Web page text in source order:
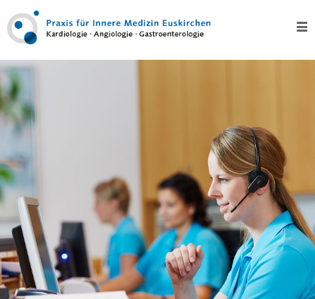
Home
Über
uns
Kontakt
Leistungen
–
Herz
EKG,
Langzeit-
EKG
und